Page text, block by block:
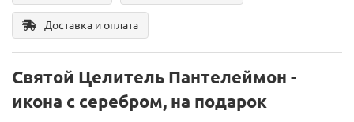
Доставка и оплата
Святой Целитель Пантелеймон -
икона с серебром, на подарок